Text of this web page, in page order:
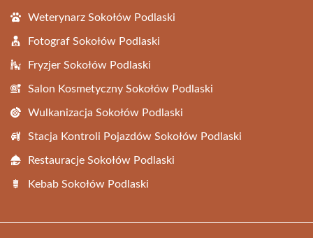
Weterynarz Sokołów Podlaski
Fotograf Sokołów Podlaski
Fryzjer Sokołów Podlaski
Salon Kosmetyczny Sokołów Podlaski
Wulkanizacja Sokołów Podlaski
Stacja Kontroli Pojazdów Sokołów Podlaski
Restauracje Sokołów Podlaski
Kebab Sokołów Podlaski